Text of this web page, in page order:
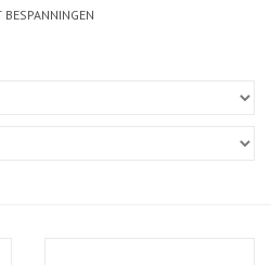
BESPANNINGEN